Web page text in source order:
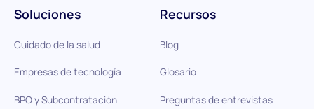
Soluciones
Cuidado de la salud
Empresas de tecnología
BPO y Subcontratación
Recursos
Blog
Glosario
Preguntas de entrevistas